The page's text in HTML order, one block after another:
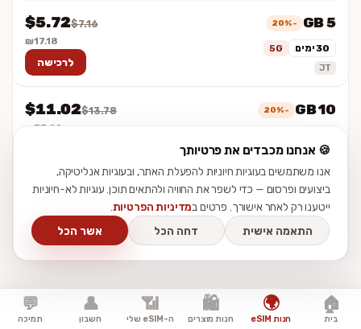
5 GB
-20%
30 ימים 5G
JT
$7.16
$5.72
₪17.18
לרכישה
10 GB
-20%
JT
$13.78
$11.02
₪33.09
20 GB
30 ימים
JT
$21.73
$17.38
₪52.18
לרכישה
🍪 אנחנו מכבדים את פרטיותך
אנו משתמשים בעוגיות חיוניות להפעלת האתר, ובעוגיות אנליטיקה,
ביצועים ופרסום — כדי לשפר את החוויה ולהתאים תוכן. עוגיות לא-חיוניות
ייטענו רק לאחר אישורך. פרטים במדיניות הפרטיות.
התאמה אישית
דחה הכל אשר הכל
🏠
בית
🌍
חנות eSIM
🛍️
חנות מוצרים
📶
ה-eSIM שלי
👤
חשבון
💬
תמיכה